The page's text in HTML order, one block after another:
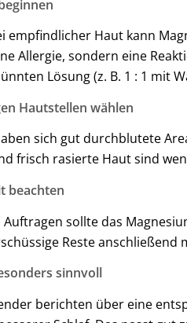
empfindlicher Haut kann
Allergie, sondern eine
Lösung (z. B. 1 : 1 mit
Hautstellen wählen
sich gut durchblutete
frisch rasierte Haut sind
beachten
Auftragen sollte das
Reste
sinnvoll
berichten über eine